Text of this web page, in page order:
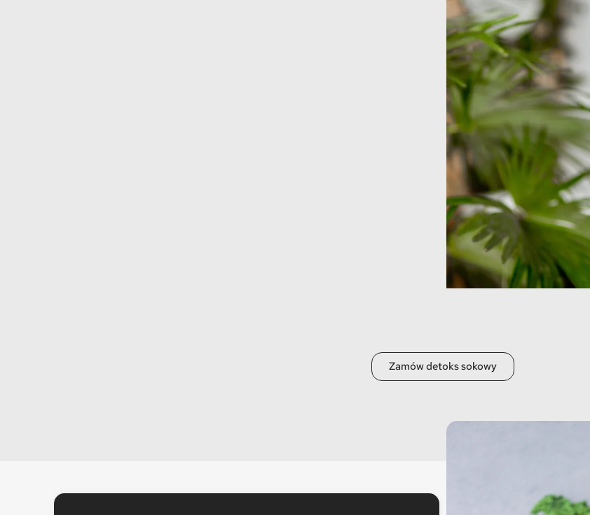
Zamów detoks sokowy